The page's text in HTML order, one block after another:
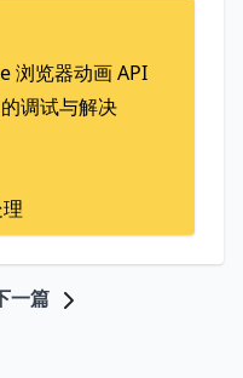
浏览器动画 API
调试与解决
一篇